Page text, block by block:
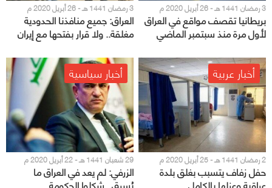
3 رمضان 1441 هـ - 26 أبريل 2020 م
بريطانيا تقصف مواقع في العراق
لأول مرة منذ سبتمبر الماضي
3 رمضان 1441 هـ - 26 أبريل 2020 م
العراق: جميع منافذنا الحدودية
مغلقة.. ولا قرار بفتحها مع إيران
أخبار عربية
2 رمضان 1441 هـ - 25 أبريل 2020 م
حفل زفاف يتسبب بغلق بلدة
أخبار سياسية
29 شعبان 1441 هـ - 22 أبريل 2020 م
الزرفي: لم يعد في العراق ما